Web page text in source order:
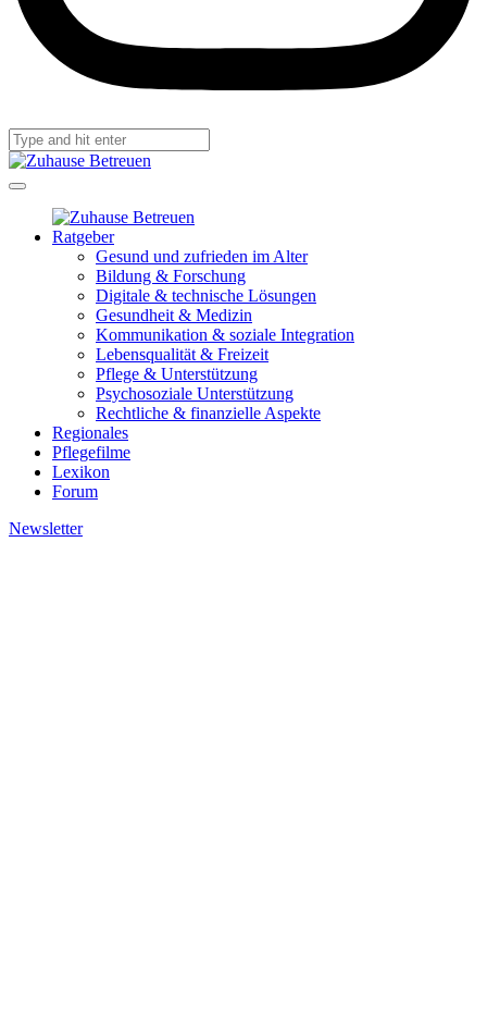
Ratgeber
Gesund und zufrieden im Alter
Bildung & Forschung
Digitale & technische Lösungen
Gesundheit & Medizin
Kommunikation & soziale Integration
Lebensqualität & Freizeit
Pflege & Unterstützung
Psychosoziale Unterstützung
Rechtliche & finanzielle Aspekte
Regionales
Pflegefilme
Lexikon
Forum
Newsletter